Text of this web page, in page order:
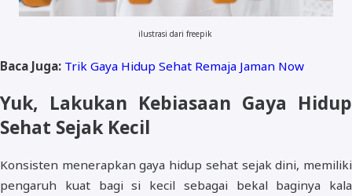
ilustrasi dari freepik
Baca Juga: Trik Gaya Hidup Sehat Remaja Jaman Now
Yuk, Lakukan Kebiasaan Gaya Hidup
Sehat Sejak Kecil
Konsisten menerapkan gaya hidup sehat sejak dini, memiliki
pengaruh kuat bagi si kecil sebagai bekal baginya kala